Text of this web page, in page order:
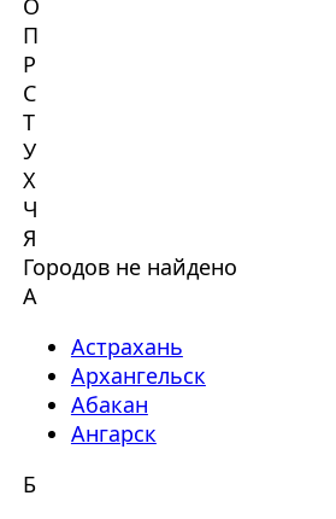
О
П
Р
С
Т
У
Х
Ч
Я
Городов не найдено
А
Астрахань
Архангельск
Абакан
Ангарск
Б